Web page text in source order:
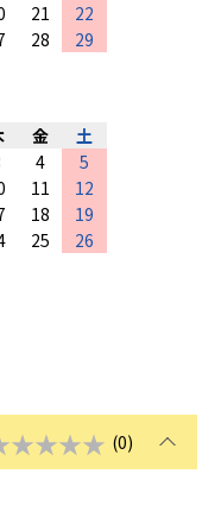
21
22
28
29
金
土
4
5
11
12
18
19
25
26
(0)